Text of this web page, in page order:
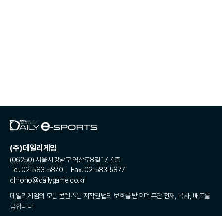
(주)데일리게임
(06250) 서울시 강남구 역삼로8길 17, 4층
Tel. 02-583-5870 | Fax. 02-583-5877
chrono@dailygame.co.kr
데일리게임의 모든 콘텐츠는 저작권법의 보호를 받으며 무단 전재, 복사, 배포를
금합니다.